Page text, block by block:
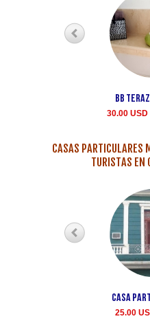
BB
30.00 USD
CASAS PARTICULARES
TURISTAS EN
Casa
25.00